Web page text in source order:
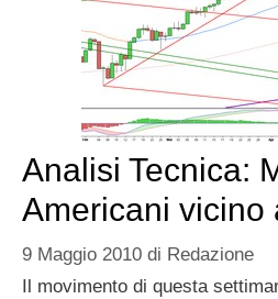
Analisi Tecnica:
Americani vicino
9 Maggio 2010 di Redazione
Il movimento di questa